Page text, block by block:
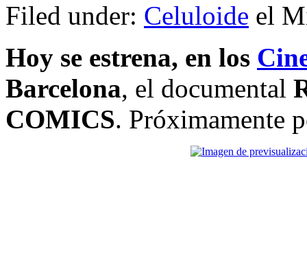
Filed under: Celuloide el
Hoy se estrena, en los
Barcelona, el documental
COMICS. Próximamente